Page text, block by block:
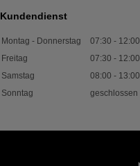
Kundendienst
Montag - Donnerstag 07:30 - 12:00
Freitag
07:30 - 12:00
Samstag
08:00 - 13:00
Sonntag
geschlossen